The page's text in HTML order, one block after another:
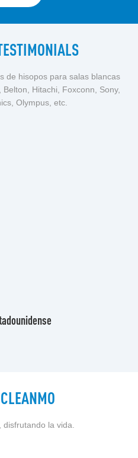
de hisopos para salas blancas
Hitachi, Foxconn, Sony,
Olympus, etc.
disfrutando la vida.